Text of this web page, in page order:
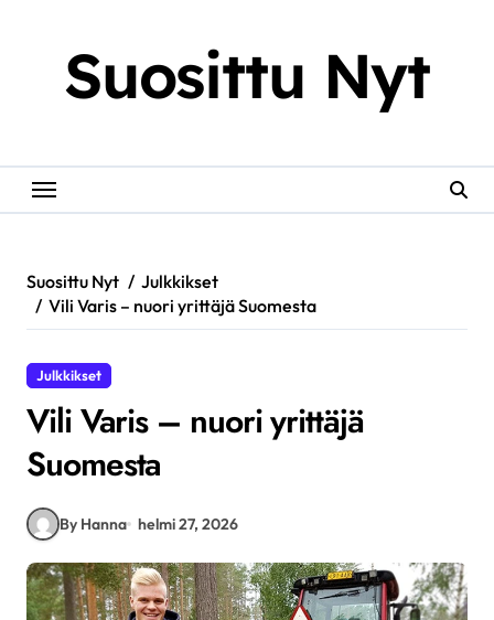
Suosittu Nyt
Suosittu Nyt
Julkkikset
Vili Varis – nuori yrittäjä Suomesta
Julkkikset
Vili Varis – nuori yrittäjä
Suomesta
By Hanna helmi 27, 2026